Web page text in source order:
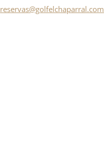
reservas@golfelchaparral.com